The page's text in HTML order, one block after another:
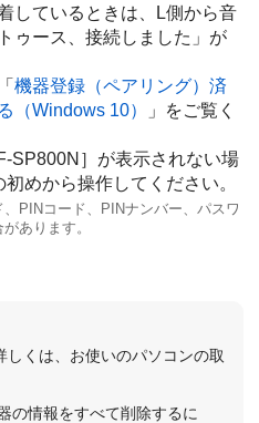
しているときは、L側から音
ゥース、接続しました」 が
機器登録（ペアリング）済
（Windows 10）
」をご覧く
SP800N ］が表示されない場
めから操作してください。
PINコード、PINナンバー、パスワ
あります。
しくは、お使いのパソコンの取
の情報をすべて削除するに